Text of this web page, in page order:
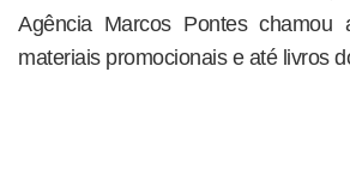
Agência Marcos Pontes chamou
materiais promocionais e até livros